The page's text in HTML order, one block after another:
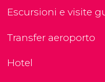
Escursioni e visite
Transfer aeroporto
Hotel